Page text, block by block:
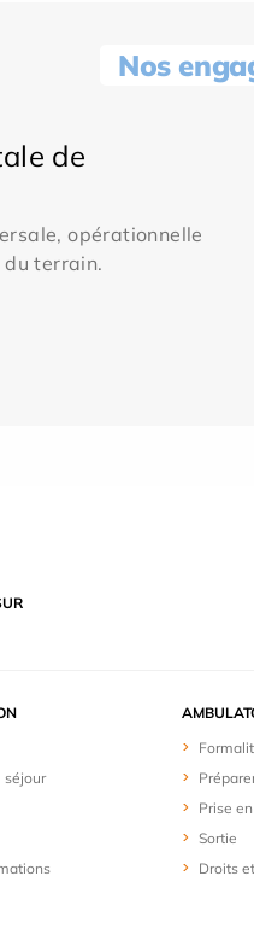
Nos
de
opérationnelle
terrain.
séjour
Prise
Sortie
Droits